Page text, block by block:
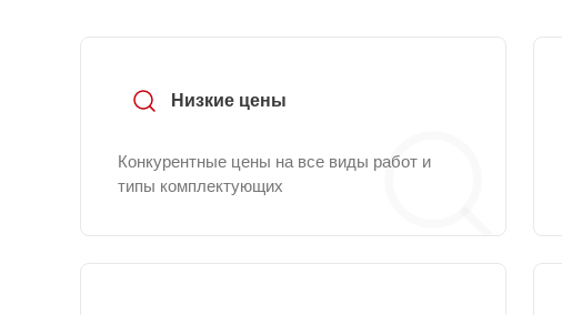
Низкие цены
Конкурентные цены на все виды работ и
типы комплектующих